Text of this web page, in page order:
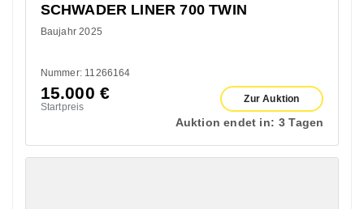
SCHWADER LINER 700 TWIN
Baujahr 2025
Nummer: 11266164
15.000 €
Startpreis
Zur Auktion
Auktion endet in: 3 Tagen